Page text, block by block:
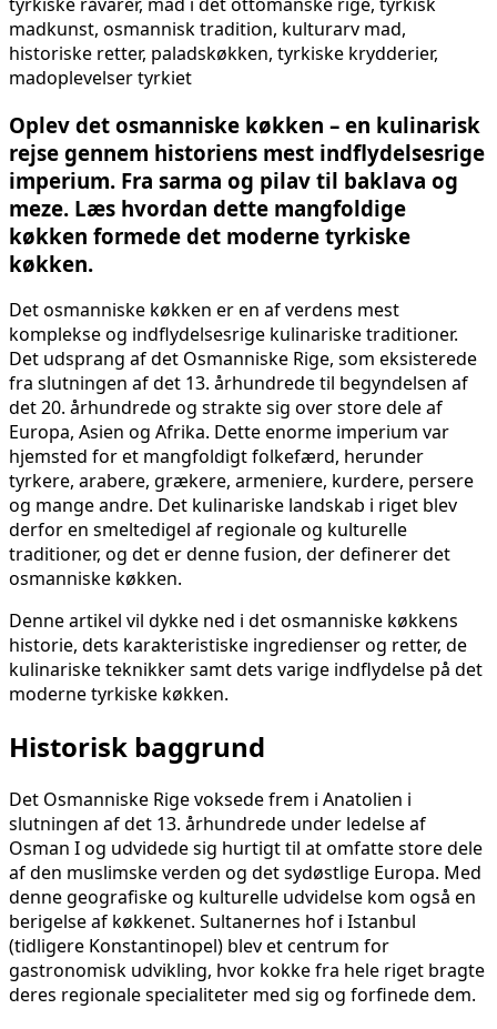
Oplev det osmanniske køkken – en kulinarisk
rejse gennem historiens mest indflydelsesrige
imperium. Fra sarma og pilav til baklava og
meze. Læs hvordan dette mangfoldige
køkken formede det moderne tyrkiske
køkken.
Det osmanniske køkken er en af verdens mest
komplekse og indflydelsesrige kulinariske traditioner.
Det udsprang af det Osmanniske Rige, som eksisterede
fra slutningen af det 13. århundrede til begyndelsen af
det 20. århundrede og strakte sig over store dele af
Europa, Asien og Afrika. Dette enorme imperium var
hjemsted for et mangfoldigt folkefærd, herunder
tyrkere, arabere, grækere, armeniere, kurdere, persere
og mange andre. Det kulinariske landskab i riget blev
derfor en smeltedigel af regionale og kulturelle
traditioner, og det er denne fusion, der definerer det
osmanniske køkken.
Denne artikel vil dykke ned i det osmanniske køkkens
historie, dets karakteristiske ingredienser og retter, de
kulinariske teknikker samt dets varige indflydelse på det
moderne tyrkiske køkken.
Historisk baggrund
Det Osmanniske Rige voksede frem i Anatolien i
slutningen af det 13. århundrede under ledelse af
Osman I og udvidede sig hurtigt til at omfatte store dele
af den muslimske verden og det sydøstlige Europa. Med
denne geografiske og kulturelle udvidelse kom også en
berigelse af køkkenet. Sultanernes hof i Istanbul
(tidligere Konstantinopel) blev et centrum for
gastronomisk udvikling, hvor kokke fra hele riget bragte
deres regionale specialiteter med sig og forfinede dem.